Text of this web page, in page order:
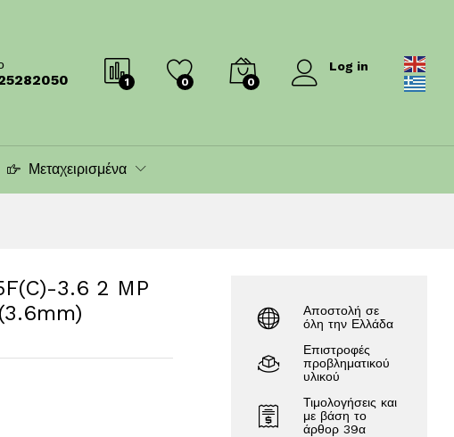
1 0 0
Log in
Μεταχειρισμένα
3.6 2 MP
Αποστολή σε
όλη την Ελλάδα
Επιστροφές
προβληματικού
υλικού
Τιμολογήσεις και
με βάση το
άρθορ 39α